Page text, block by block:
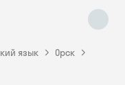
язык
Орск